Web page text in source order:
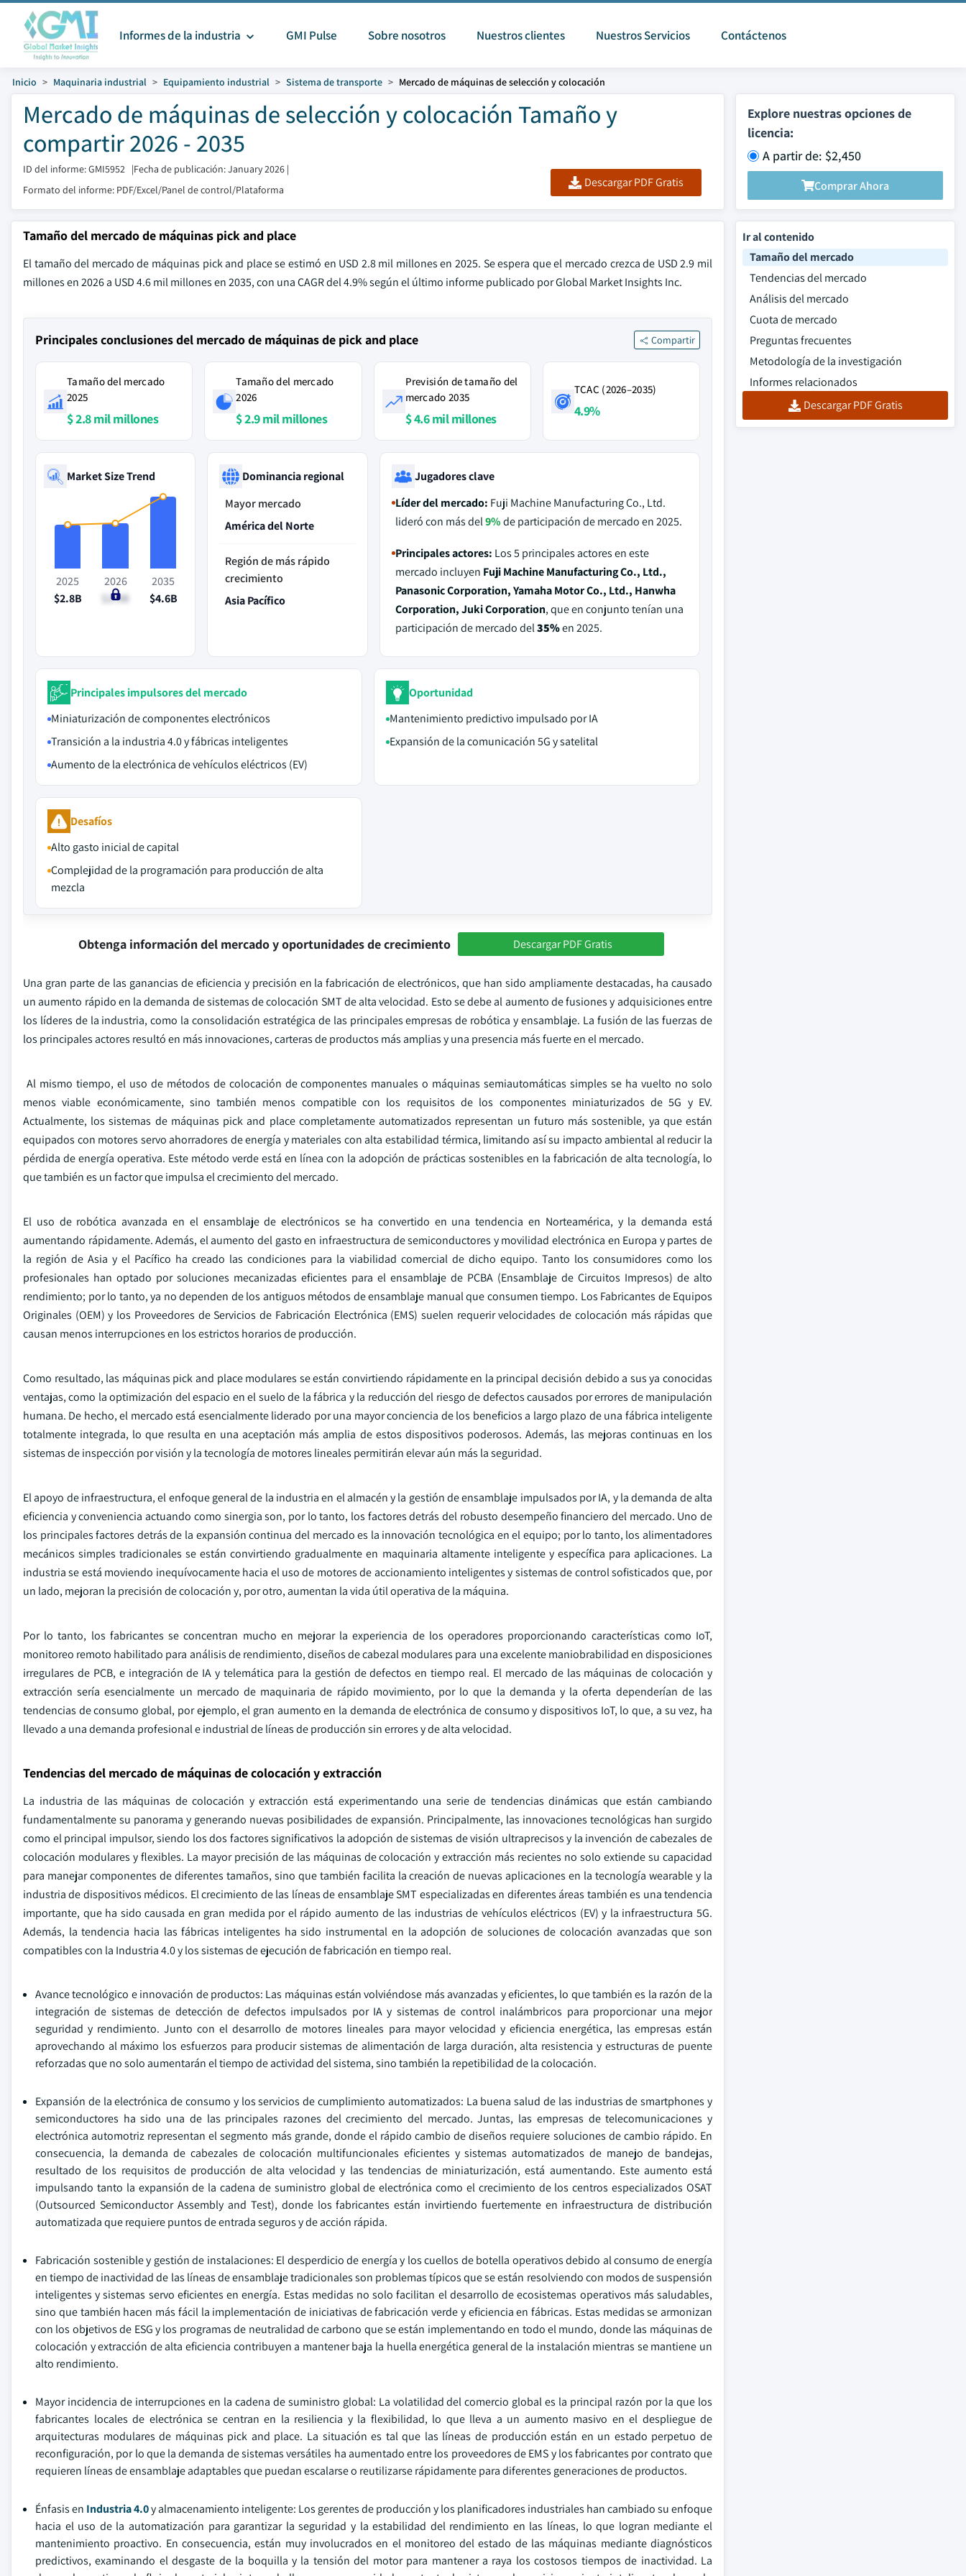
Informes de la industria GMI Pulse Sobre nosotros Nuestros clientes Nuestros Servicios Contáctenos
Inicio Maquinaria industrial Equipamiento industrial Sistema de transporte Mercado de máquinas de selección y colocación
Mercado de máquinas de selección y colocación Tamaño y
compartir 2026 - 2035
ID del informe: GMI5952 |Fecha de publicación: January 2026 |
Formato del informe: PDF/Excel/Panel de control/Plataforma
Descargar PDF Gratis
Explore nuestras opciones de
licencia:
A partir de: $2,450
Comprar Ahora
Tamaño del mercado de máquinas pick and place
El tamaño del mercado de máquinas pick and place se estimó en USD 2.8 mil millones en 2025. Se espera que el mercado crezca de USD 2.9 mil
millones en 2026 a USD 4.6 mil millones en 2035, con una CAGR del 4.9% según el último informe publicado por Global Market Insights Inc.
Principales conclusiones del mercado de máquinas de pick and place Compartir
Tamaño del mercado
2025
$ 2.8 mil millones
Tamaño del mercado
2026
$ 2.9 mil millones
Previsión de tamaño del
mercado 2035
$ 4.6 mil millones
TCAC (2026–2035)
4.9%
Market Size Trend
2025
$2.8B
2026
$2.9B
2035
$4.6B
Dominancia regional
Mayor mercado
América del Norte
Región de más rápido
crecimiento
Asia Pacífico
Jugadores clave
Líder del mercado: Fuji Machine Manufacturing Co., Ltd.
lideró con más del9%de participación de mercado en 2025.
Principales actores: Los 5 principales actores en este
mercado incluyen Fuji Machine Manufacturing Co., Ltd.,
Panasonic Corporation, Yamaha Motor Co., Ltd., Hanwha
Corporation, Juki Corporation, que en conjunto tenían una
participación de mercado del35%en 2025.
Principales impulsores del mercado
Miniaturización de componentes electrónicos
Transición a la industria 4.0 y fábricas inteligentes
Aumento de la electrónica de vehículos eléctricos (EV)
Oportunidad
Mantenimiento predictivo impulsado por IA
Expansión de la comunicación 5G y satelital
Desafíos
Alto gasto inicial de capital
Complejidad de la programación para producción de alta
mezcla
Obtenga información del mercado y oportunidades de crecimiento Descargar PDF Gratis
Una gran parte de las ganancias de eficiencia y precisión en la fabricación de electrónicos, que han sido ampliamente destacadas, ha causado
un aumento rápido en la demanda de sistemas de colocación SMT de alta velocidad. Esto se debe al aumento de fusiones y adquisiciones entre
los líderes de la industria, como la consolidación estratégica de las principales empresas de robótica y ensamblaje. La fusión de las fuerzas de
los principales actores resultó en más innovaciones, carteras de productos más amplias y una presencia más fuerte en el mercado.
Al mismo tiempo, el uso de métodos de colocación de componentes manuales o máquinas semiautomáticas simples se ha vuelto no solo
menos viable económicamente, sino también menos compatible con los requisitos de los componentes miniaturizados de 5G y EV.
Actualmente, los sistemas de máquinas pick and place completamente automatizados representan un futuro más sostenible, ya que están
equipados con motores servo ahorradores de energía y materiales con alta estabilidad térmica, limitando así su impacto ambiental al reducir la
pérdida de energía operativa. Este método verde está en línea con la adopción de prácticas sostenibles en la fabricación de alta tecnología, lo
que también es un factor que impulsa el crecimiento del mercado.
El uso de robótica avanzada en el ensamblaje de electrónicos se ha convertido en una tendencia en Norteamérica, y la demanda está
aumentando rápidamente. Además, el aumento del gasto en infraestructura de semiconductores y movilidad electrónica en Europa y partes de
la región de Asia y el Pacífico ha creado las condiciones para la viabilidad comercial de dicho equipo. Tanto los consumidores como los
profesionales han optado por soluciones mecanizadas eficientes para el ensamblaje de PCBA (Ensamblaje de Circuitos Impresos) de alto
rendimiento; por lo tanto, ya no dependen de los antiguos métodos de ensamblaje manual que consumen tiempo. Los Fabricantes de Equipos
Originales (OEM) y los Proveedores de Servicios de Fabricación Electrónica (EMS) suelen requerir velocidades de colocación más rápidas que
causan menos interrupciones en los estrictos horarios de producción.
Como resultado, las máquinas pick and place modulares se están convirtiendo rápidamente en la principal decisión debido a sus ya conocidas
ventajas, como la optimización del espacio en el suelo de la fábrica y la reducción del riesgo de defectos causados por errores de manipulación
humana. De hecho, el mercado está esencialmente liderado por una mayor conciencia de los beneficios a largo plazo de una fábrica inteligente
totalmente integrada, lo que resulta en una aceptación más amplia de estos dispositivos poderosos. Además, las mejoras continuas en los
sistemas de inspección por visión y la tecnología de motores lineales permitirán elevar aún más la seguridad.
El apoyo de infraestructura, el enfoque general de la industria en el almacén y la gestión de ensamblaje impulsados por IA, y la demanda de alta
eficiencia y conveniencia actuando como sinergia son, por lo tanto, los factores detrás del robusto desempeño financiero del mercado. Uno de
los principales factores detrás de la expansión continua del mercado es la innovación tecnológica en el equipo; por lo tanto, los alimentadores
mecánicos simples tradicionales se están convirtiendo gradualmente en maquinaria altamente inteligente y específica para aplicaciones. La
industria se está moviendo inequívocamente hacia el uso de motores de accionamiento inteligentes y sistemas de control sofisticados que, por
un lado, mejoran la precisión de colocación y, por otro, aumentan la vida útil operativa de la máquina.
Por lo tanto, los fabricantes se concentran mucho en mejorar la experiencia de los operadores proporcionando características como IoT,
monitoreo remoto habilitado para análisis de rendimiento, diseños de cabezal modulares para una excelente maniobrabilidad en disposiciones
irregulares de PCB, e integración de IA y telemática para la gestión de defectos en tiempo real. El mercado de las máquinas de colocación y
extracción sería esencialmente un mercado de maquinaria de rápido movimiento, por lo que la demanda y la oferta dependerían de las
tendencias de consumo global, por ejemplo, el gran aumento en la demanda de electrónica de consumo y dispositivos IoT, lo que, a su vez, ha
llevado a una demanda profesional e industrial de líneas de producción sin errores y de alta velocidad.
Tendencias del mercado de máquinas de colocación y extracción
La industria de las máquinas de colocación y extracción está experimentando una serie de tendencias dinámicas que están cambiando
fundamentalmente su panorama y generando nuevas posibilidades de expansión. Principalmente, las innovaciones tecnológicas han surgido
como el principal impulsor, siendo los dos factores significativos la adopción de sistemas de visión ultraprecisos y la invención de cabezales de
colocación modulares y flexibles. La mayor precisión de las máquinas de colocación y extracción más recientes no solo extiende su capacidad
para manejar componentes de diferentes tamaños, sino que también facilita la creación de nuevas aplicaciones en la tecnología wearable y la
industria de dispositivos médicos. El crecimiento de las líneas de ensamblaje SMT especializadas en diferentes áreas también es una tendencia
importante, que ha sido causada en gran medida por el rápido aumento de las industrias de vehículos eléctricos (EV) y la infraestructura 5G.
Además, la tendencia hacia las fábricas inteligentes ha sido instrumental en la adopción de soluciones de colocación avanzadas que son
compatibles con la Industria 4.0 y los sistemas de ejecución de fabricación en tiempo real.
Avance tecnológico e innovación de productos: Las máquinas están volviéndose más avanzadas y eficientes, lo que también es la razón de la
integración de sistemas de detección de defectos impulsados por IA y sistemas de control inalámbricos para proporcionar una mejor
seguridad y rendimiento. Junto con el desarrollo de motores lineales para mayor velocidad y eficiencia energética, las empresas están
aprovechando al máximo los esfuerzos para producir sistemas de alimentación de larga duración, alta resistencia y estructuras de puente
reforzadas que no solo aumentarán el tiempo de actividad del sistema, sino también la repetibilidad de la colocación.
Expansión de la electrónica de consumo y los servicios de cumplimiento automatizados: La buena salud de las industrias de smartphones y
semiconductores ha sido una de las principales razones del crecimiento del mercado. Juntas, las empresas de telecomunicaciones y
electrónica automotriz representan el segmento más grande, donde el rápido cambio de diseños requiere soluciones de cambio rápido. En
consecuencia, la demanda de cabezales de colocación multifuncionales eficientes y sistemas automatizados de manejo de bandejas,
resultado de los requisitos de producción de alta velocidad y las tendencias de miniaturización, está aumentando. Este aumento está
impulsando tanto la expansión de la cadena de suministro global de electrónica como el crecimiento de los centros especializados OSAT
(Outsourced Semiconductor Assembly and Test), donde los fabricantes están invirtiendo fuertemente en infraestructura de distribución
automatizada que requiere puntos de entrada seguros y de acción rápida.
Fabricación sostenible y gestión de instalaciones: El desperdicio de energía y los cuellos de botella operativos debido al consumo de energía
en tiempo de inactividad de las líneas de ensamblaje tradicionales son problemas típicos que se están resolviendo con modos de suspensión
inteligentes y sistemas servo eficientes en energía. Estas medidas no solo facilitan el desarrollo de ecosistemas operativos más saludables,
sino que también hacen más fácil la implementación de iniciativas de fabricación verde y eficiencia en fábricas. Estas medidas se armonizan
con los objetivos de ESG y los programas de neutralidad de carbono que se están implementando en todo el mundo, donde las máquinas de
colocación y extracción de alta eficiencia contribuyen a mantener baja la huella energética general de la instalación mientras se mantiene un
alto rendimiento.
Mayor incidencia de interrupciones en la cadena de suministro global: La volatilidad del comercio global es la principal razón por la que los
fabricantes locales de electrónica se centran en la resiliencia y la flexibilidad, lo que lleva a un aumento masivo en el despliegue de
arquitecturas modulares de máquinas pick and place. La situación es tal que las líneas de producción están en un estado perpetuo de
reconfiguración, por lo que la demanda de sistemas versátiles ha aumentado entre los proveedores de EMS y los fabricantes por contrato que
requieren líneas de ensamblaje adaptables que puedan escalarse o reutilizarse rápidamente para diferentes generaciones de productos.
Énfasis en Industria 4.0y almacenamiento inteligente: Los gerentes de producción y los planificadores industriales han cambiado su enfoque
hacia el uso de la automatización para garantizar la seguridad y la estabilidad del rendimiento en las líneas, lo que logran mediante el
mantenimiento proactivo. En consecuencia, están muy involucrados en el monitoreo del estado de las máquinas mediante diagnósticos
predictivos, examinando el desgaste de la boquilla y la tensión del motor para mantener a raya los costosos tiempos de inactividad. La
Ir al contenido
Tamaño del mercado
Tendencias del mercado
Análisis del mercado
Cuota de mercado
Preguntas frecuentes
Metodología de la investigación
Informes relacionados
Descargar PDF Gratis